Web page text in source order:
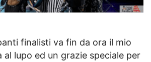
finalisti va fin da ora il mio
al lupo ed un grazie speciale per